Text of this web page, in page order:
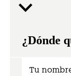
¿Dónde